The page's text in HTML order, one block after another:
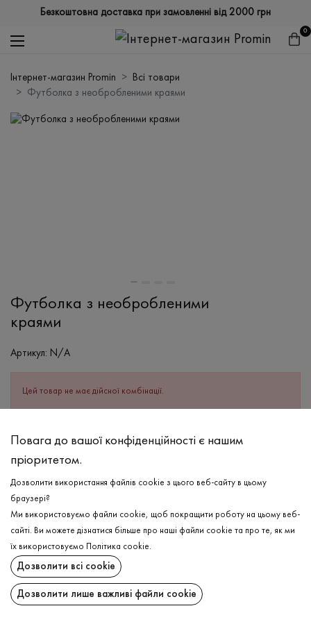
Безкоштовна доставка при замовленні від 2000 грн
0
Інтернет-магазин Promin
Всі товари
Футболка з необробленими краями
Футболка з необробленими
краями
Артикул: N/A
Цей товар не має дійсної комбінації.
ОПИС
СКЛАД
Бавовна - 95%, Еластан - 5%
ДОГЛЯД
Прання в холодній воді (до 30 ° C)
Відбілювання заборонено
Прасувати при середній температурі
Щадний віджим і сушка
ДОСТАВКА
ПОВЕРНЕННЯ
Повага до вашої конфіденційності є нашим
пріоритетом.
Дозволити використання файлів cookie з цього веб-сайту в цьому
браузері?
Ми використовуємо файли cookie, щоб покращити роботу на цьому веб-
сайті. Ви можете дізнатися більше про наші файли cookie та про те, як ми
їх використовуємо
Політика cookie.
Дозволити всі cookie
Дозволити лише важливі файли cookie